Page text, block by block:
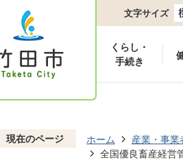
文字サイズ
くらし・
手続き
現在のページ ホーム
産業・事業
全国優良畜産経営